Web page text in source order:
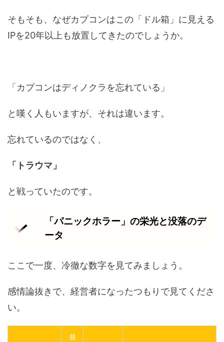
そもそも、なぜカプコンはこの「ドル箱」に見える
IPを20年以上も放置してきたのでしょうか。
「カプコンはディノクラを忘れている」
と嘆く人もいますが、それは違います。
忘れているのではなく、
「トラウマ」
と戦っていたのです。
「パニックホラー」の栄光と没落のデ
ータ
ここで一度、冷徹な数字を見てみましょう。
感情論抜きで、経営者になったつもりで見てくださ
い。
発